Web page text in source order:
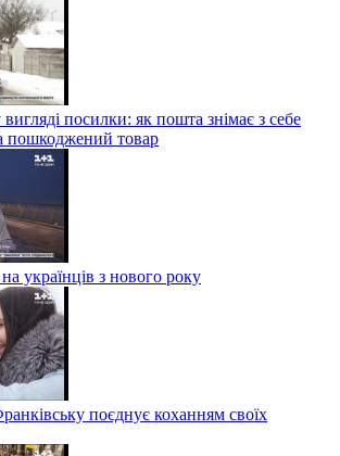
посилки: як пошта знімає з себе
пошкоджений товар
українців з нового року
поєднує коханням своїх